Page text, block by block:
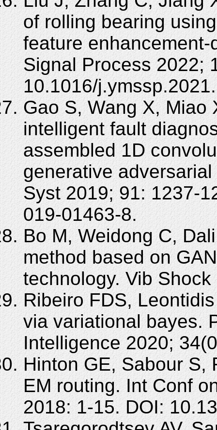
of rolling bearing
feature
Signal Process 2022;
10.1016/
Gao S, Wang X, Miao
intelligent fault
assembled 1D
generative
Syst 2019; 91: 1237-
019-01463-8.
Bo M, Weidong C,
method based on
technology. Vib
Ribeiro FDS,
via variational bayes.
Intelligence 2020;
Hinton GE, Sabour S,
EM routing. Int Conf
2018: 1-15. DOI: